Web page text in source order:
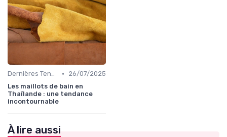
Dernières Tendances de Mode •
26/07/2025
Les maillots de bain en
Thaïlande : une tendance
incontournable
À lire aussi